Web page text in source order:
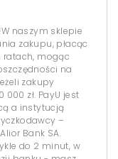
W naszym sklepie
zakupu, płacąc
ratach, mogąc
na
zakupy
zł. PayU jest
a instytucją
–
Bank SA.
do 2 minut, w